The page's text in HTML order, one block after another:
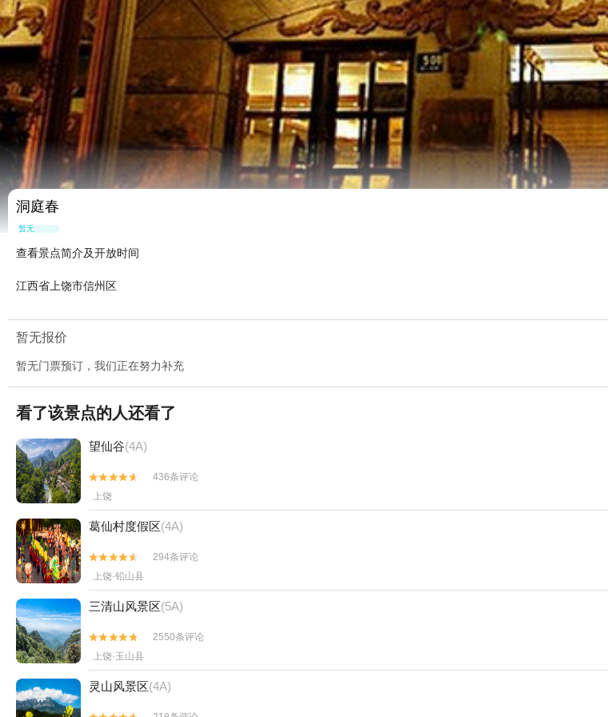
洞庭春
暂无点评
查看景点简介及开放时间
江西省上饶市信州区
暂无报价
暂无门票预订，我们正在努力补充
看了该景点的人还看了
望仙谷(4A)


436条评论
上饶
葛仙村度假区(4A)


294条评论
上饶·铅山县
三清山风景区(5A)


2550条评论
上饶·玉山县
灵山风景区(4A)